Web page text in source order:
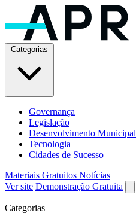
Governança
Legislação
Desenvolvimento Municipal
Tecnologia
Cidades de Sucesso
Materiais Gratuitos Notícias
Ver site Demonstração Gratuita
Categorias